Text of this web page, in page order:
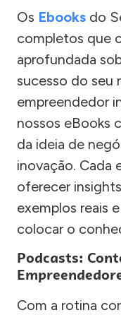
Os Ebooks do
completos que
aprofundada
sucesso do seu
empreendedor
nossos eBooks
da ideia de
inovação. Cada
oferecer
exemplos reais
colocar o
Podcasts:
Com a rotina